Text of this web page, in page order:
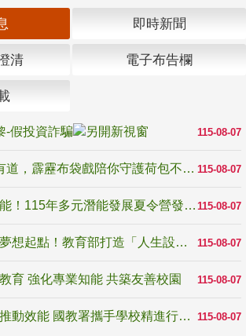
即時新聞
清 電子布告欄
115-08-07
-假投資詐騙
115-08-07
反詐騙宣導_防詐有道，霹靂布袋戲陪你守護荷包不受騙
115-08-07
跨越限制，探索潛能！115年多元潛能發展夏令營發掘生命無限可能
115-08-07
高齡不是終點而是夢想起點！教育部打造「人生設計夢工場」 參展第3屆高齡健康產業博覽會
115-08-07
育 強化專業知能 共築友善校園
115-08-07
強化學習歷程檔案推動效能 國教署攜手學校精進行政與教學支持